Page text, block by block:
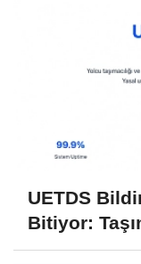
UETDS
Bitiyor: